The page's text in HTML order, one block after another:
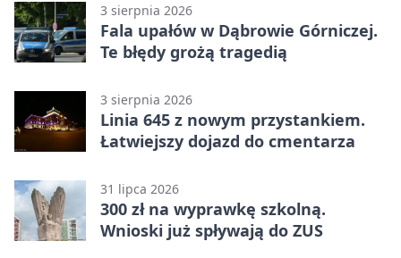
3 sierpnia 2026
Fala upałów w Dąbrowie Górniczej.
Te błędy grożą tragedią
3 sierpnia 2026
Linia 645 z nowym przystankiem.
Łatwiejszy dojazd do cmentarza
31 lipca 2026
300 zł na wyprawkę szkolną.
Wnioski już spływają do ZUS